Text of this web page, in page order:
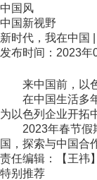
中国风
中国新视野
新时代，我在中国
发布时间：2023
来中国前，以色
在中国生活多年
为以色列企业开拓
2023年春节假期
国，探索与中国合
责任编辑：【王祎】
特别推荐